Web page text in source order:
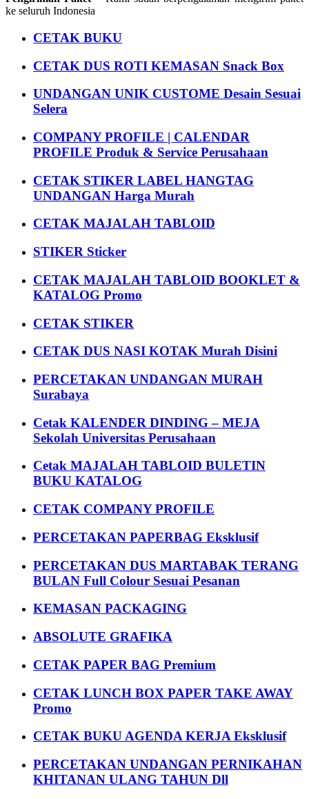
ke seluruh Indonesia
CETAK BUKU
CETAK DUS ROTI KEMASAN Snack Box
UNDANGAN UNIK CUSTOME Desain Sesuai
Selera
COMPANY PROFILE | CALENDAR
PROFILE Produk & Service Perusahaan
CETAK STIKER LABEL HANGTAG
UNDANGAN Harga Murah
CETAK MAJALAH TABLOID
STIKER Sticker
CETAK MAJALAH TABLOID BOOKLET &
KATALOG Promo
CETAK STIKER
CETAK DUS NASI KOTAK Murah Disini
PERCETAKAN UNDANGAN MURAH
Surabaya
Cetak KALENDER DINDING – MEJA
Sekolah Universitas Perusahaan
Cetak MAJALAH TABLOID BULETIN
BUKU KATALOG
CETAK COMPANY PROFILE
PERCETAKAN PAPERBAG Eksklusif
PERCETAKAN DUS MARTABAK TERANG
BULAN Full Colour Sesuai Pesanan
KEMASAN PACKAGING
ABSOLUTE GRAFIKA
CETAK PAPER BAG Premium
CETAK LUNCH BOX PAPER TAKE AWAY
Promo
CETAK BUKU AGENDA KERJA Eksklusif
PERCETAKAN UNDANGAN PERNIKAHAN
KHITANAN ULANG TAHUN Dll